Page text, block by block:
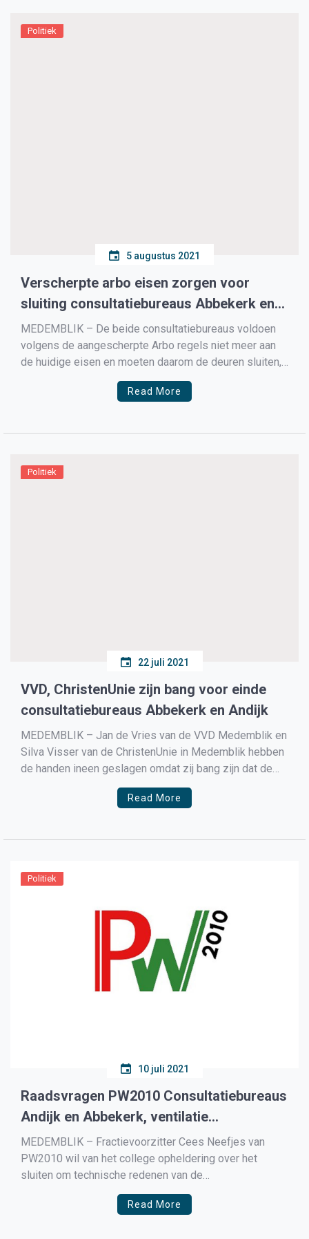
Politiek
5 augustus 2021
Verscherpte arbo eisen zorgen voor
sluiting consultatiebureaus Abbekerk en
Andijk
MEDEMBLIK – De beide consultatiebureaus voldoen
volgens de aangescherpte Arbo regels niet meer aan
de huidige eisen en moeten daarom de deuren sluiten,
vooral op het gebied van ventilatie en daglicht is nu een
onoverkomelijk probleem, schrijft het college in een
Read More
Politiek
22 juli 2021
VVD, ChristenUnie zijn bang voor einde
consultatiebureaus Abbekerk en Andijk
MEDEMBLIK – Jan de Vries van de VVD Medemblik en
Silva Visser van de ChristenUnie in Medemblik hebben
de handen ineen geslagen omdat zij bang zijn dat de
tijdelijke sluiting van de consultatiebureaus in Abbekerk
en Andijk nog wel eens een definitieve sluiting kunnen
Read More
Politiek
10 juli 2021
Raadsvragen PW2010 Consultatiebureaus
Andijk en Abbekerk, ventilatie
dorpshuizen
MEDEMBLIK – Fractievoorzitter Cees Neefjes van
PW2010 wil van het college opheldering over het
sluiten om technische redenen van de
consultatiebureaus in Abbekerk en Andijk. De GGD
wilde jaren geleden beide bureaus al sluiten met
Read More